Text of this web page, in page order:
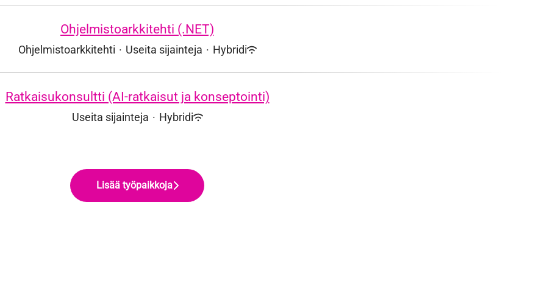
Ohjelmistoarkkitehti (.NET)
Ohjelmistoarkkitehti · Useita sijainteja · Hybridi
Ratkaisukonsultti (AI-ratkaisut ja konseptointi)
Useita sijainteja · Hybridi
Lisää työpaikkoja